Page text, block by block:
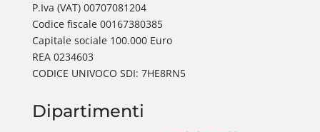
P.Iva (VAT) 00707081204
Codice fiscale 00167380385
Capitale sociale 100.000 Euro
REA 0234603
CODICE UNIVOCO SDI: 7HE8RN5
Dipartimenti